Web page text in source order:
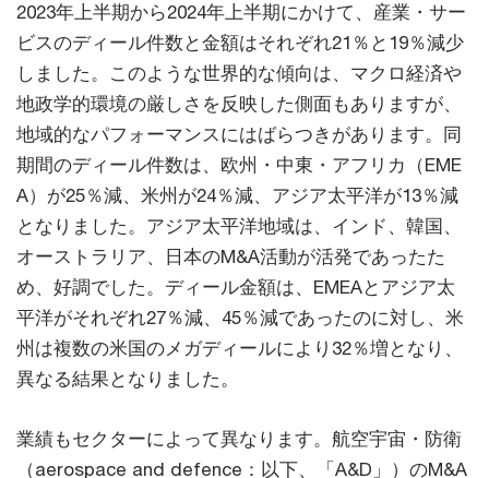
2023年上半期から2024年上半期にかけて、産業・サー
ビスのディール件数と金額はそれぞれ21％と19％減少
しました。このような世界的な傾向は、マクロ経済や
地政学的環境の厳しさを反映した側面もありますが、
地域的なパフォーマンスにはばらつきがあります。同
期間のディール件数は、欧州・中東・アフリカ（EME
A）が25％減、米州が24％減、アジア太平洋が13％減
となりました。アジア太平洋地域は、インド、韓国、
オーストラリア、日本のM&A活動が活発であったた
め、好調でした。ディール金額は、EMEAとアジア太
平洋がそれぞれ27％減、45％減であったのに対し、米
州は複数の米国のメガディールにより32％増となり、
異なる結果となりました。
業績もセクターによって異なります。航空宇宙・防衛
（aerospace and defence：以下、「A&D」）のM&A